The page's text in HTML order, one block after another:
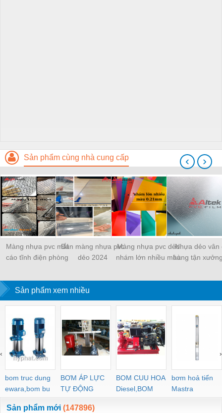
Sản phẩm cùng nhà cung cấp
Màng nhựa pvc mắt
cáo tĩnh điện phòng
Bán màng nhựa pvc
dẻo 2024
Màng nhựa pvc dẻo
nhám lớn nhiều màu
gốc
Nhựa dẻo vân
hàng tận
‹ ›
Sản phẩm xem nhiều
bom truc dung
ewara,bom bu
ewara
BƠM ÁP LỰC
TỰ ĐỘNG
BOM CUU HOA
Diesel,BOM
CHUA CHAY
bơm hoả tiển
Mastra
‹ ›
Sản phẩm mới (147896)